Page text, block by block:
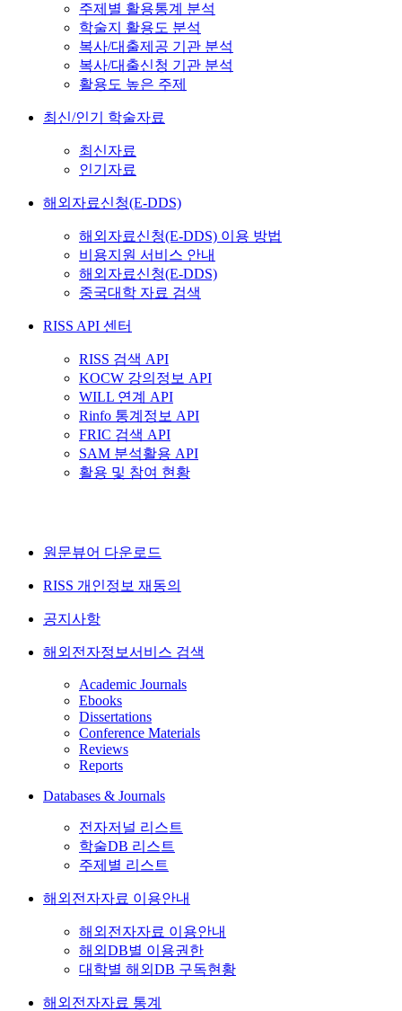
주제별 활용통계 분석
학술지 활용도 분석
복사/대출제공 기관 분석
복사/대출신청 기관 분석
활용도 높은 주제
최신/인기 학술자료
최신자료
인기자료
해외자료신청(E-DDS)
해외자료신청(E-DDS) 이용 방법
비용지원 서비스 안내
해외자료신청(E-DDS)
중국대학 자료 검색
RISS API 센터
RISS 검색 API
KOCW 강의정보 API
WILL 연계 API
Rinfo 통계정보 API
FRIC 검색 API
SAM 분석활용 API
활용 및 참여 현황
원문뷰어 다운로드
RISS 개인정보 재동의
공지사항
해외전자정보서비스 검색
Academic Journals
Ebooks
Dissertations
Conference Materials
Reviews
Reports
Databases & Journals
전자저널 리스트
학술DB 리스트
주제별 리스트
해외전자자료 이용안내
해외전자자료 이용안내
해외DB별 이용권한
대학별 해외DB 구독현황
해외전자자료 통계